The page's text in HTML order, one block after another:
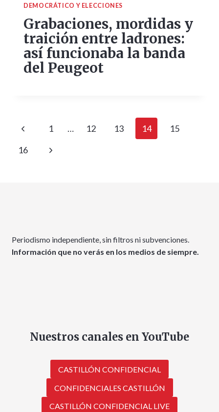
DEMOCRÁTICO Y ELECCIONES
Grabaciones, mordidas y
traición entre ladrones:
así funcionaba la banda
del Peugeot
Navegación
de
Página
anterior
1 … 12 13 14
15
16
Siguiente
Periodismo independiente, sin filtros ni subvenciones.
Información que no verás en los medios de siempre.
Nuestros canales en YouTube
CASTILLÓN CONFIDENCIAL
CONFIDENCIALES CASTILLÓN
CASTILLÓN CONFIDENCIAL LIVE